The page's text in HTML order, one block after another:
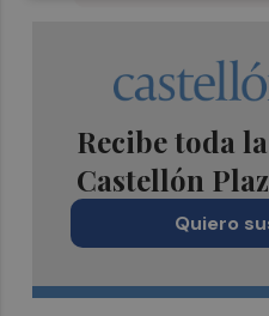
Recibe toda
Castellón
Quiero